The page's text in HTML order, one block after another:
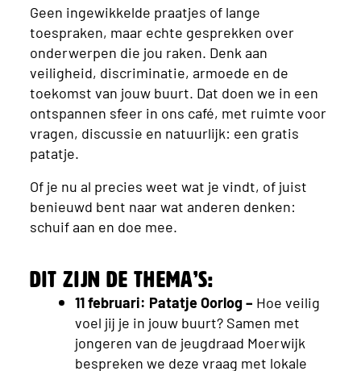
Geen ingewikkelde praatjes of lange
toespraken, maar echte gesprekken over
onderwerpen die jou raken. Denk aan
veiligheid, discriminatie, armoede en de
toekomst van jouw buurt. Dat doen we in een
ontspannen sfeer in ons café, met ruimte voor
vragen, discussie en natuurlijk: een gratis
patatje.
Of je nu al precies weet wat je vindt, of juist
benieuwd bent naar wat anderen denken:
schuif aan en doe mee.
Dit zijn de thema’s:
11 februari: Patatje Oorlog – Hoe veilig
voel jij je in jouw buurt? Samen met
jongeren van de jeugdraad Moerwijk
bespreken we deze vraag met lokale